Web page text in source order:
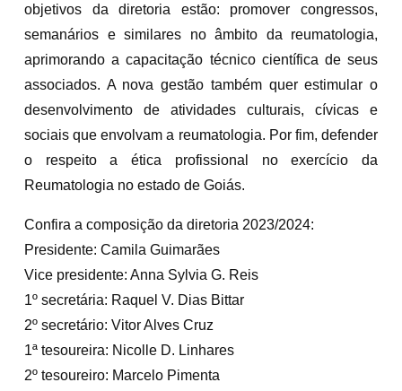
objetivos da diretoria estão: promover congressos,
semanários e similares no âmbito da reumatologia,
aprimorando a capacitação técnico científica de seus
associados. A nova gestão também quer estimular o
desenvolvimento de atividades culturais, cívicas e
sociais que envolvam a reumatologia. Por fim, defender
o respeito a ética profissional no exercício da
Reumatologia no estado de Goiás.
Confira a composição da diretoria 2023/2024:
Presidente: Camila Guimarães
Vice presidente: Anna Sylvia G. Reis
1º secretária: Raquel V. Dias Bittar
2º secretário: Vitor Alves Cruz
1ª tesoureira: Nicolle D. Linhares
2º tesoureiro: Marcelo Pimenta